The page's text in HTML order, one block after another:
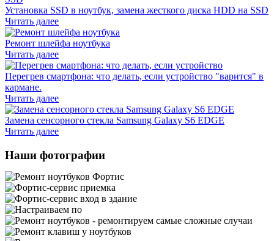
Установка SSD в ноутбук, замена жесткого диска HDD на SSD
Читать далее
Ремонт шлейфа ноутбука
Читать далее
Перегрев смартфона: что делать, если устройство "варится" в
кармане.
Читать далее
Замена сенсорного стекла Samsung Galaxy S6 EDGE
Читать далее
Наши фотографии